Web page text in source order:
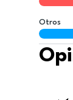
Otros